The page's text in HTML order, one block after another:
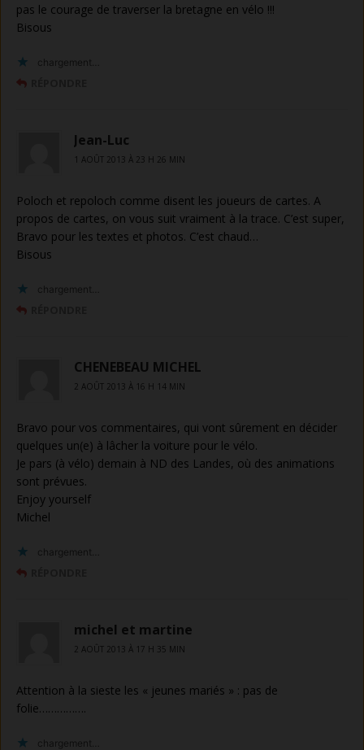
pas le courage de traverser la bretagne en vélo !!!
Bisous
chargement…
Jean-Luc
1 AOÛT 2013 À 23 H 26 MIN
Poloch et repoloch comme disent les joueurs de cartes. A
propos de cartes, on vous suit vraiment à la trace. C’est super,
Bravo pour les textes et photos. C’est chaud…
Bisous
chargement…
CHENEBEAU MICHEL
2 AOÛT 2013 À 16 H 14 MIN
Bravo pour vos commentaires, qui vont sûrement en décider
quelques un(e) à lâcher la voiture pour le vélo.
Je pars (à vélo) demain à ND des Landes, où des animations
sont prévues.
Enjoy yourself
Michel
chargement…
michel et martine
2 AOÛT 2013 À 17 H 35 MIN
Attention à la sieste les « jeunes mariés » : pas de
folie…………….
chargement…